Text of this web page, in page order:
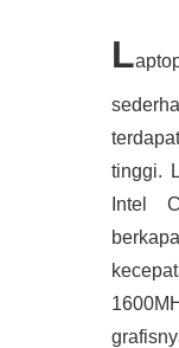
L
tinggi.
Intel